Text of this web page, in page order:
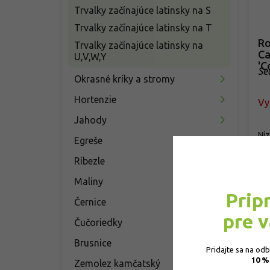
Trvalky začínajúce latinsky na S
Trvalky začínajúce latinsky na T
Trvalky začínajúce latinsky na
U,V,W,Y
Okrasné kríky a stromy
Hortenzie
Jahody
Egreše
Ríbezle
Maliny
Černice
Čučoriedky
Brusnice
Zemolez kamčatský
pre
Pridajte sa na
10